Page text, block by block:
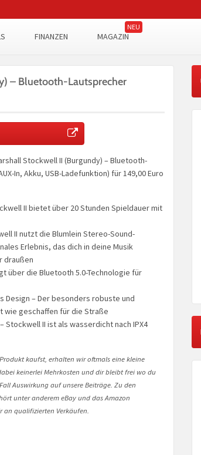
FINANZEN MAGAZIN
– Bluetooth-Lautsprecher
Stockwell II (Burgundy) – Bluetooth-
In, Akku, USB-Ladefunktion) für 149,00 Euro
II bietet über 20 Stunden Spieldauer mit
II nutzt die Blumlein Stereo-Sound-
Erlebnis, das dich in deine Musik
draußen
über die Bluetooth 5.0-Technologie für
Design – Der besonders robuste und
wie geschaffen für die Straße
Stockwell II ist als wasserdicht nach IPX4
kaufst, erhalten wir oftmals eine kleine
keinerlei Mehrkosten und dir bleibt frei wo du
Auswirkung auf unsere Beiträge. Zu den
unter anderem eBay und das Amazon
an qualifizierten Verkäufen.